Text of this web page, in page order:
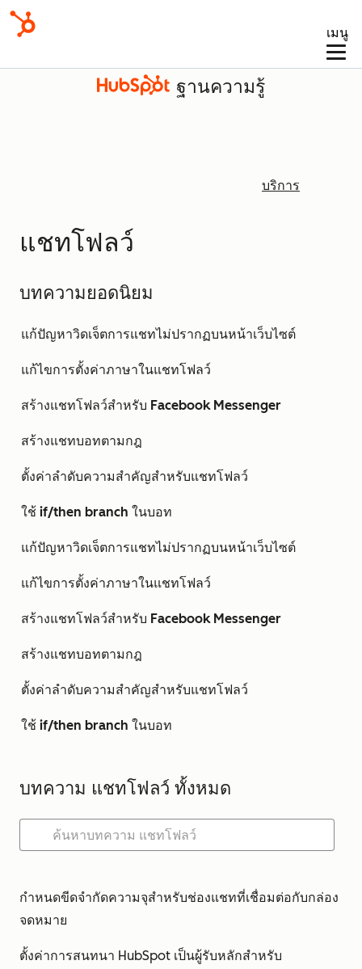
เมนู
ฐานความรู้
บริการ
แชทโฟลว์
บทความยอดนิยม
แก้ปัญหาวิดเจ็ตการแชทไม่ปรากฏบนหน้าเว็บไซต์
แก้ไขการตั้งค่าภาษาในแชทโฟลว์
สร้างแชทโฟลว์สำหรับ Facebook Messenger
สร้างแชทบอทตามกฎ
ตั้งค่าลำดับความสำคัญสำหรับแชทโฟลว์
ใช้ if/then branch ในบอท
แก้ปัญหาวิดเจ็ตการแชทไม่ปรากฏบนหน้าเว็บไซต์
แก้ไขการตั้งค่าภาษาในแชทโฟลว์
สร้างแชทโฟลว์สำหรับ Facebook Messenger
สร้างแชทบอทตามกฎ
ตั้งค่าลำดับความสำคัญสำหรับแชทโฟลว์
ใช้ if/then branch ในบอท
บทความ แชทโฟลว์ ทั้งหมด
กำหนดขีดจำกัดความจุสำหรับช่องแชทที่เชื่อมต่อกับกล่อง
จดหมาย
ตั้งค่าการสนทนา HubSpot เป็นผู้รับหลักสำหรับ